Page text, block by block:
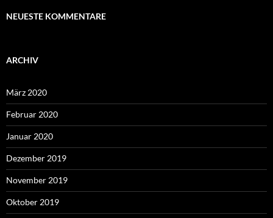
NEUESTE KOMMENTARE
ARCHIV
März 2020
Februar 2020
Januar 2020
Dezember 2019
November 2019
Oktober 2019